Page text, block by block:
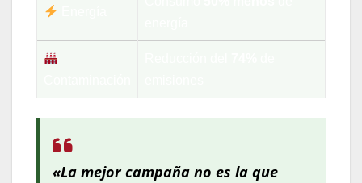
«La mejor campaña no es la que